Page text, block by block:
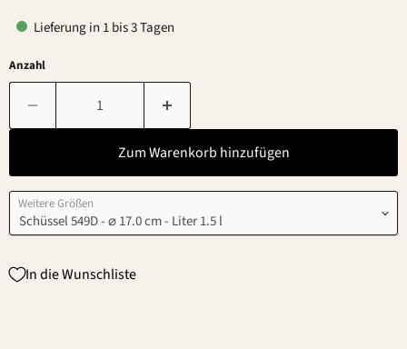
Lieferung in 1 bis 3 Tagen
Anzahl
Zum Warenkorb hinzufügen
Weitere Größen
In die Wunschliste